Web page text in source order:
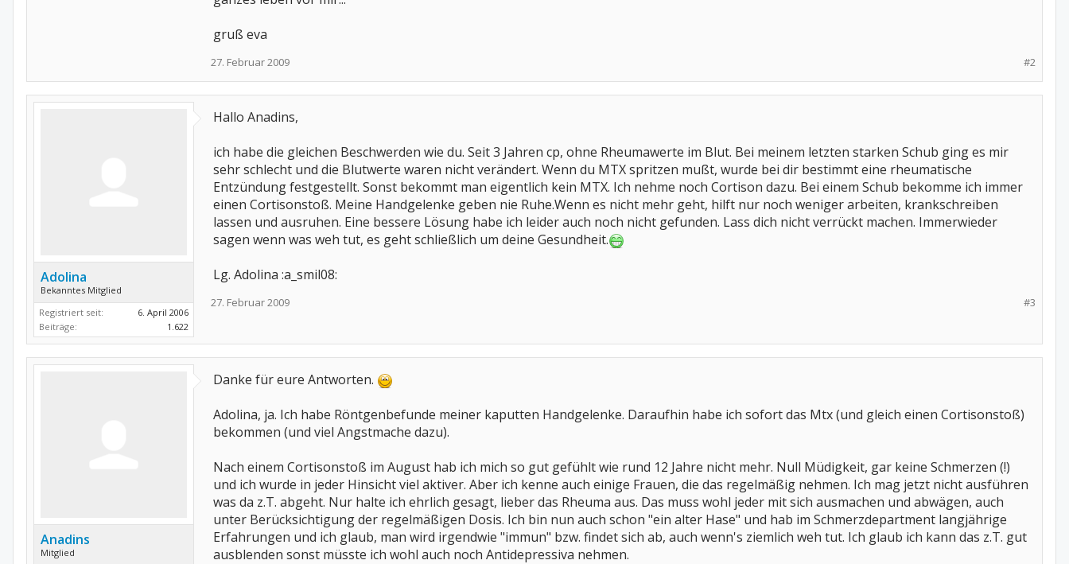
gruß eva
#2
27. Februar 2009
Adolina
Bekanntes Mitglied
Registriert seit:
6. April 2006
Beiträge:
1.622
Hallo Anadins,
ich habe die gleichen Beschwerden wie du. Seit 3 Jahren cp, ohne Rheumawerte im Blut. Bei meinem letzten starken Schub ging es mir
sehr schlecht und die Blutwerte waren nicht verändert. Wenn du MTX spritzen mußt, wurde bei dir bestimmt eine rheumatische
Entzündung festgestellt. Sonst bekommt man eigentlich kein MTX. Ich nehme noch Cortison dazu. Bei einem Schub bekomme ich immer
einen Cortisonstoß. Meine Handgelenke geben nie Ruhe.Wenn es nicht mehr geht, hilft nur noch weniger arbeiten, krankschreiben
lassen und ausruhen. Eine bessere Lösung habe ich leider auch noch nicht gefunden. Lass dich nicht verrückt machen. Immerwieder
sagen wenn was weh tut, es geht schließlich um deine Gesundheit.
Lg. Adolina :a_smil08:
#3
27. Februar 2009
Anadins
Mitglied
Danke für eure Antworten.
Adolina, ja. Ich habe Röntgenbefunde meiner kaputten Handgelenke. Daraufhin habe ich sofort das Mtx (und gleich einen Cortisonstoß)
bekommen (und viel Angstmache dazu).
Nach einem Cortisonstoß im August hab ich mich so gut gefühlt wie rund 12 Jahre nicht mehr. Null Müdigkeit, gar keine Schmerzen (!)
und ich wurde in jeder Hinsicht viel aktiver. Aber ich kenne auch einige Frauen, die das regelmäßig nehmen. Ich mag jetzt nicht ausführen
was da z.T. abgeht. Nur halte ich ehrlich gesagt, lieber das Rheuma aus. Das muss wohl jeder mit sich ausmachen und abwägen, auch
unter Berücksichtigung der regelmäßigen Dosis. Ich bin nun auch schon "ein alter Hase" und hab im Schmerzdepartment langjährige
Erfahrungen und ich glaub, man wird irgendwie "immun" bzw. findet sich ab, auch wenn's ziemlich weh tut. Ich glaub ich kann das z.T. gut
ausblenden sonst müsste ich wohl auch noch Antidepressiva nehmen.